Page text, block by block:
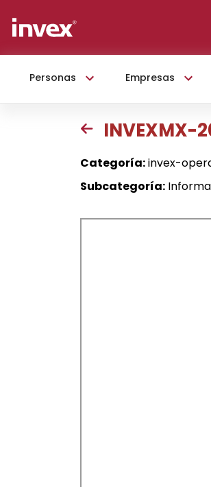
Personas Empresas
INVEXMX-
Categoría:invex-
Subcategoría: